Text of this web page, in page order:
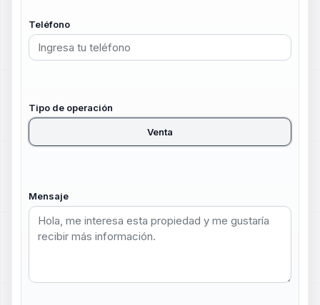
Teléfono
Tipo de operación
Venta
Mensaje